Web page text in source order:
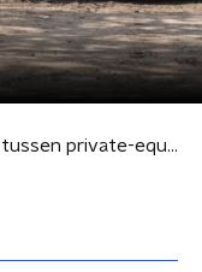
Tegengestelde belangen tussen private-equityfonds KKR en opgekochte festivals